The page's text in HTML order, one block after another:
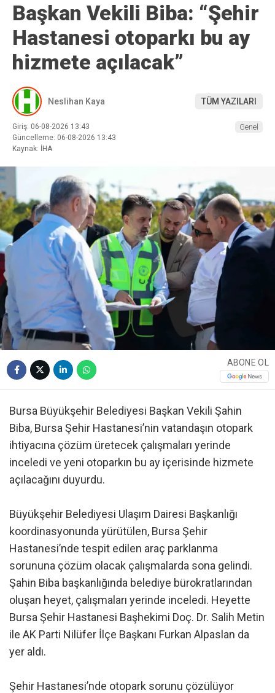
Başkan Vekili Biba: “Şehir
Hastanesi otoparkı bu ay
hizmete açılacak”
Neslihan Kaya TÜM YAZILARI
Giriş: 06-08-2026 13:43
Güncelleme: 06-08-2026 13:43
Kaynak: İHA
Genel
ABONE OL
Bursa Büyükşehir Belediyesi Başkan Vekili Şahin
Biba, Bursa Şehir Hastanesi’nin vatandaşın otopark
ihtiyacına çözüm üretecek çalışmaları yerinde
inceledi ve yeni otoparkın bu ay içerisinde hizmete
açılacağını duyurdu.
Büyükşehir Belediyesi Ulaşım Dairesi Başkanlığı
koordinasyonunda yürütülen, Bursa Şehir
Hastanesi’nde tespit edilen araç parklanma
sorununa çözüm olacak çalışmalarda sona gelindi.
Şahin Biba başkanlığında belediye bürokratlarından
oluşan heyet, çalışmaları yerinde inceledi. Heyette
Bursa Şehir Hastanesi Başhekimi Doç. Dr. Salih Metin
ile AK Parti Nilüfer İlçe Başkanı Furkan Alpaslan da
yer aldı.
Şehir Hastanesi’nde otopark sorunu çözülüyor